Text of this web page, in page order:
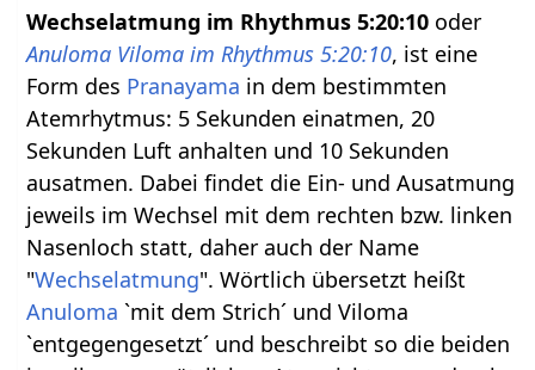
Wechselatmung im Rhythmus 5:20:10 oder
Anuloma Viloma im Rhythmus 5:20:10, ist eine
Form des Pranayama in dem bestimmten
Atemrhytmus: 5 Sekunden einatmen, 20
Sekunden Luft anhalten und 10 Sekunden
ausatmen. Dabei findet die Ein- und Ausatmung
jeweils im Wechsel mit dem rechten bzw. linken
Nasenloch statt, daher auch der Name
"Wechselatmung". Wörtlich übersetzt heißt
Anuloma `mit dem Strich´ und Viloma
`entgegengesetzt´ und beschreibt so die beiden